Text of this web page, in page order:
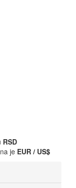
RSD
je EUR / US$